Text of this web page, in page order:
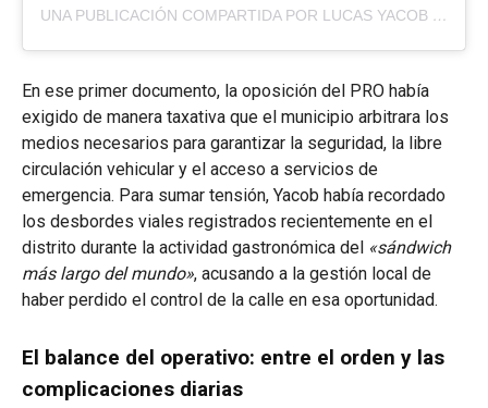
UNA PUBLICACIÓN COMPARTIDA POR LUCAS YACOB (@LUCAS_YACOB)
En ese primer documento, la oposición del PRO había
exigido de manera taxativa que el municipio arbitrara los
medios necesarios para garantizar la seguridad, la libre
circulación vehicular y el acceso a servicios de
emergencia. Para sumar tensión, Yacob había recordado
los desbordes viales registrados recientemente en el
distrito durante la actividad gastronómica del «sándwich
más largo del mundo», acusando a la gestión local de
haber perdido el control de la calle en esa oportunidad.
El balance del operativo: entre el orden y las
complicaciones diarias